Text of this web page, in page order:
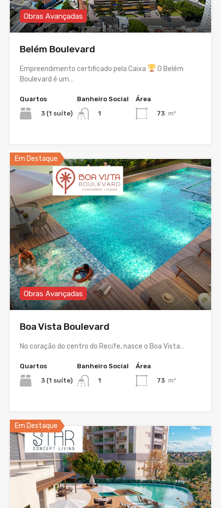
Obras Avançadas
Belém Boulevard
Empreendimento certificado pela Caixa
O Belém
Boulevard é um…
Quartos
3 (1 suíte)
Banheiro Social
1
Área
73 m²
Em Destaque
Obras Avançadas
Boa Vista Boulevard
No coração do centro do Recife, nasce o Boa Vista…
Quartos
3 (1 suíte)
Banheiro Social
1
Área
73 m²
Em Destaque